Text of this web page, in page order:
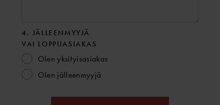
4. JÄLLEENMYYJÄ
VAI LOPPUASIAKAS
Olen yksityisasiakas
Olen jälleenmyyjä